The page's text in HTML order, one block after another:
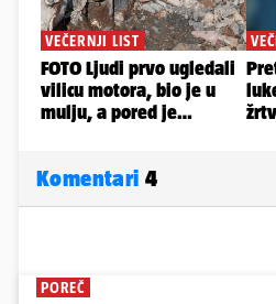
Komentari 4
POREČ